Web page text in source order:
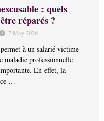
: quels
réparés ?
7 May 2026
à un salarié victime
maladie professionnelle
En effet, la
…